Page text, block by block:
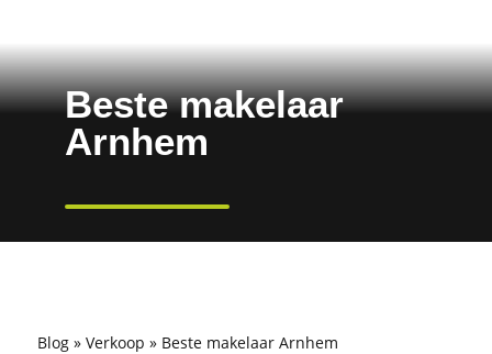
Beste makelaar
Arnhem
Blog» Verkoop » Beste makelaar Arnhem